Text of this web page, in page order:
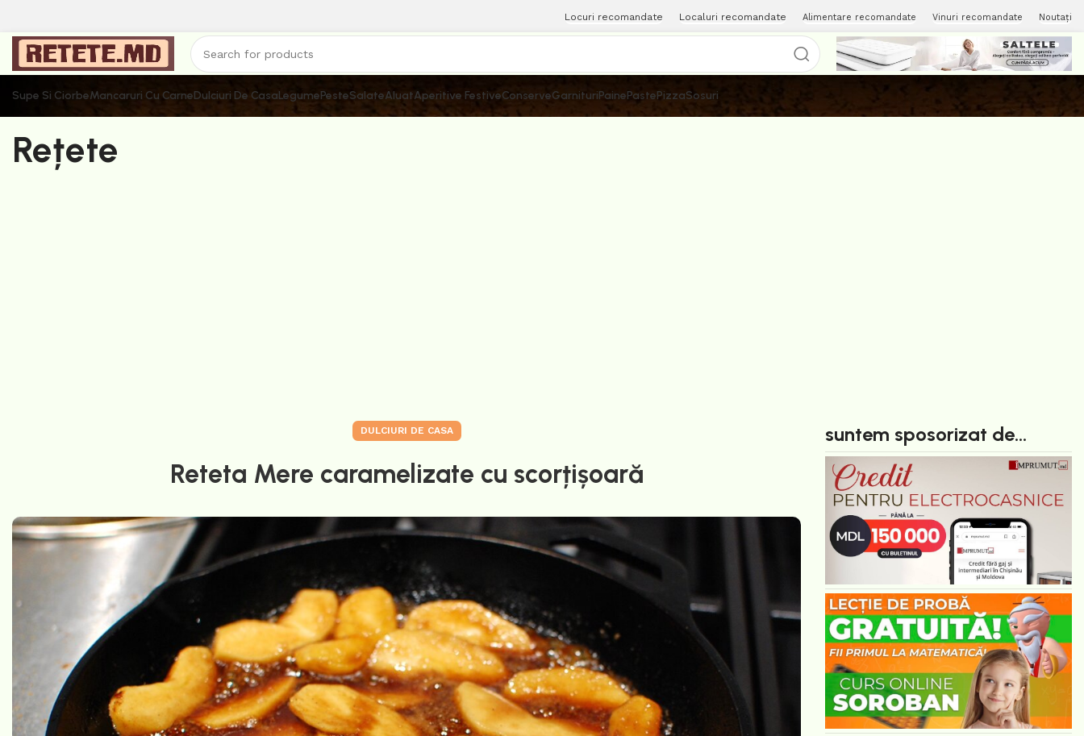
Locuri recomandate Localuri recomandate Alimentare recomandate Vinuri recomandate Noutați
Supe Si CiorbeMancaruri Cu CarneDulciuri De CasaLegumePesteSalateAluatAperitive FestiveConserveGarnituriPainePastePizzaSosuri
Rețete
DULCIURI DE CASA
Reteta Mere caramelizate cu scorțișoară
suntem sposorizat de...